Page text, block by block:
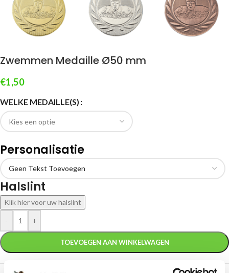
Zwemmen Medaille Ø50 mm
€1,50
WELKE MEDAILLE(S)
Personalisatie
Halslint
Klik hier voor uw halslint
- +
TOEVOEGEN AAN WINKELWAGEN